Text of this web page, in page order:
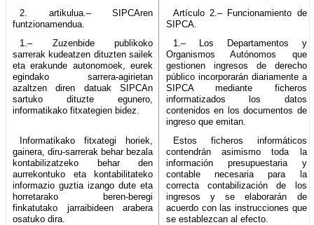
2. artikulua.– SIPCAren
funtzionamendua.
Artículo 2.– Funcionamiento de
SIPCA.
1.– Zuzenbide publikoko
sarrerak kudeatzen dituzten sailek
eta erakunde autonomoek, eurek
egindako sarrera-agirietan
azaltzen diren datuak SIPCAn
sartuko dituzte egunero,
informatikako fitxategien bidez.
1.– Los Departamentos y
Organismos Autónomos que
gestionen ingresos de derecho
público incorporarán diariamente a
SIPCA mediante ficheros
informatizados los datos
contenidos en los documentos de
ingreso que emitan.
Informatikako fitxategi horiek,
gainera, diru-sarrerak behar bezala
kontabilizatzeko behar den
aurrekontuko eta kontabilitateko
informazio guztia izango dute eta
horretarako beren-beregi
finkatutako jarraibideen arabera
osatuko dira.
Estos ficheros informáticos
contendrán asimismo toda la
información presupuestaria y
contable necesaria para la
correcta contabilización de los
ingresos y se elaborarán de
acuerdo con las instrucciones que
se establezcan al efecto.